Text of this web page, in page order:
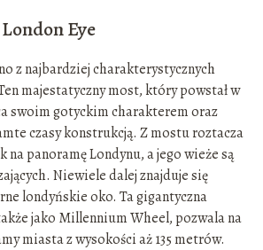
Eye
z najbardziej charakterystycznych
majestatyczny most, który powstał w
swoim gotyckim charakterem oraz
czasy konstrukcją. Z mostu roztacza
na panoramę Londynu, a jego wieże są
Niewiele dalej znajduje się
londyńskie oko. Ta gigantyczna
jako Millennium Wheel, pozwala na
miasta z wysokości aż 135 metrów.